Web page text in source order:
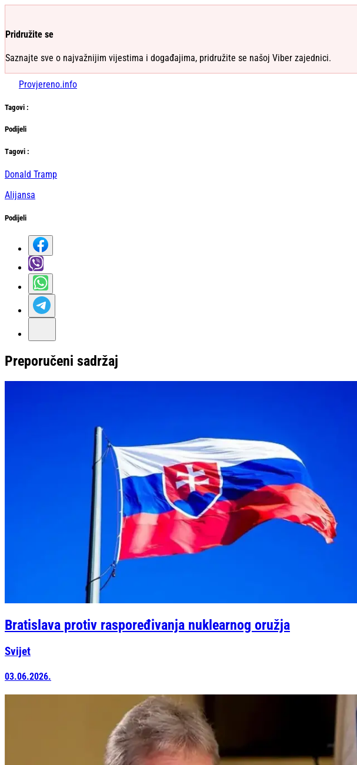
Pridružite se
Saznajte sve o najvažnijim vijestima i događajima, pridružite se našoj Viber zajednici.
Provjereno.info
Tagovi :
Podijeli
Тagovi :
Donald Tramp
Alijansa
Podijeli
Preporučeni sadržaj
Bratislava protiv raspoređivanja nuklearnog oružja
Svijet
03.06.2026.